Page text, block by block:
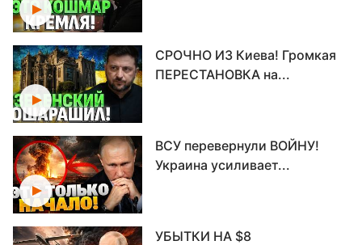
СРОЧНО ИЗ Киева! Громкая
ПЕРЕСТАНОВКА на...
ВСУ перевернули ВОЙНУ!
Украина усиливает...
УБЫТКИ НА $8